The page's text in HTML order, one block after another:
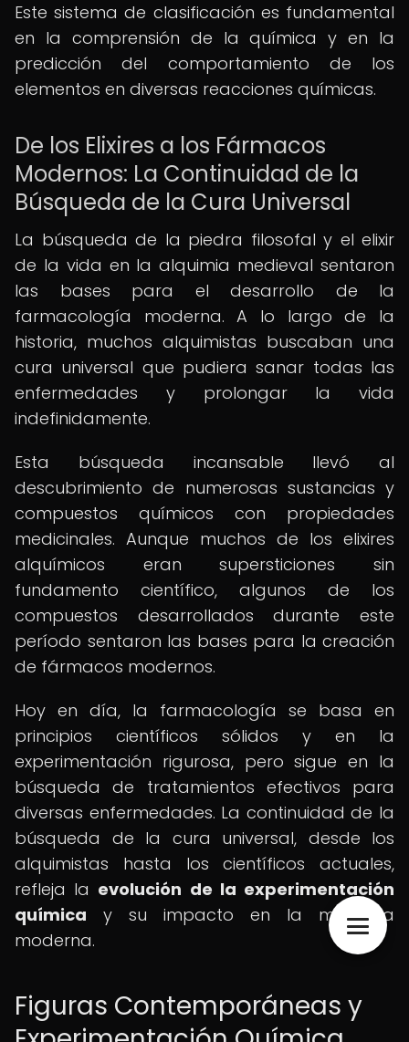
Este sistema de clasificación es fundamental
en la comprensión de la química y en la
predicción del comportamiento de los
elementos en diversas reacciones químicas.
De los Elixires a los Fármacos
Modernos: La Continuidad de la
Búsqueda de la Cura Universal
La búsqueda de la piedra filosofal y el elixir
de la vida en la alquimia medieval sentaron
las bases para el desarrollo de la
farmacología moderna. A lo largo de la
historia, muchos alquimistas buscaban una
cura universal que pudiera sanar todas las
enfermedades y prolongar la vida
indefinidamente.
Esta búsqueda incansable llevó al
descubrimiento de numerosas sustancias y
compuestos químicos con propiedades
medicinales. Aunque muchos de los elixires
alquímicos eran supersticiones sin
fundamento científico, algunos de los
compuestos desarrollados durante este
período sentaron las bases para la creación
de fármacos modernos.
Hoy en día, la farmacología se basa en
principios científicos sólidos y en la
experimentación rigurosa, pero sigue en la
búsqueda de tratamientos efectivos para
diversas enfermedades. La continuidad de la
búsqueda de la cura universal, desde los
alquimistas hasta los científicos actuales,
refleja la evolución de la experimentación
química y su impacto en la medicina
moderna.
Figuras Contemporáneas y